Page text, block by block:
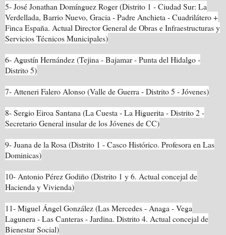
5- JoséJonathan Domínguez Roger(Distrito 1 - Ciudad Sur: La
Verdellada, Barrio Nuevo, Gracia - Padre Anchieta - Cuadrilátero +
Finca España. Actual Director General de Obras e Infraestructuras y
Servicios Técnicos Municipales)
6- Agustín Hernández (Tejina - Bajamar - Punta del Hidalgo -
Distrito 5)
7- Atteneri Falero Alonso (Valle de Guerra - Distrito 5 - Jóvenes)
8- Sergio Eiroa Santana (La Cuesta - La Higuerita - Distrito 2 -
Secretario General insular de los Jóvenes de CC)
9- Juana de la Rosa (Distrito 1 - Casco Histórico. Profesora en Las
Dominicas)
10- Antonio Pérez Godiño (Distrito 1 y 6. Actual concejal de
Hacienda y Vivienda)
11-Miguel Ángel González(Las Mercedes - Anaga - Vega
Lagunera - Las Canteras - Jardina. Distrito 4. Actual concejal de
Bienestar Social)